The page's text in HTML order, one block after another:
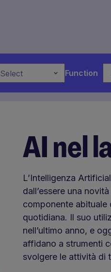
Select Function
AI nel
L’Intelligenza
dall’essere una
componente abituale
quotidiana. Il suo
nell’ultimo anno, e
affidano a strumenti
svolgere le attività di